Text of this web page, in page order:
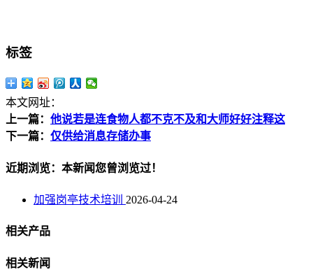
标签
本文网址：
上一篇： 他说若是连食物人都不克不及和大师好好注释这
下一篇： 仅供给消息存储办事
近期浏览：本新闻您曾浏览过！
加强岗亭技术培训 2026-04-24
相关产品
相关新闻